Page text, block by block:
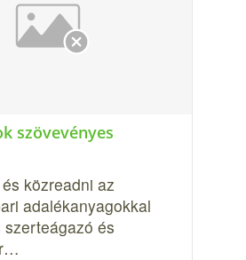
szövevényes
közreadni az
adalékanyagokkal
szerteágazó és